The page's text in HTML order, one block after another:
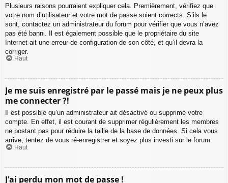
Plusieurs raisons pourraient expliquer cela. Premièrement, vérifiez que
votre nom d’utilisateur et votre mot de passe soient corrects. S’ils le
sont, contactez un administrateur du forum pour vérifier que vous n’avez
pas été banni. Il est également possible que le propriétaire du site
Internet ait une erreur de configuration de son côté, et qu’il devra la
corriger.
Haut
Je me suis enregistré par le passé mais je ne peux plus
me connecter ?!
Il est possible qu’un administrateur ait désactivé ou supprimé votre
compte. En effet, il est courant de supprimer régulièrement les membres
ne postant pas pour réduire la taille de la base de données. Si cela vous
arrive, tentez de vous ré-enregistrer et soyez plus investi sur le forum.
Haut
J’ai perdu mon mot de passe !